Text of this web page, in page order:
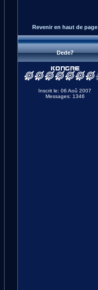
Revenir en haut de page
Dede7
Inscrit le: 06 Aoû 2007
Messages: 1346